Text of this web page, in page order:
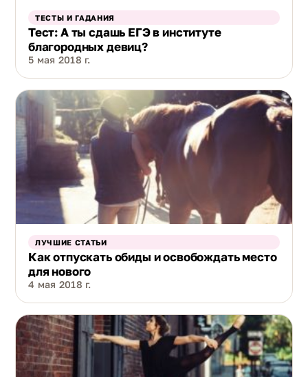
ТЕСТЫ И ГАДАНИЯ
Тест: А ты сдашь ЕГЭ в институте
благородных девиц?
5 мая 2018 г.
ЛУЧШИЕ СТАТЬИ
Как отпускать обиды и освобождать место
для нового
4 мая 2018 г.